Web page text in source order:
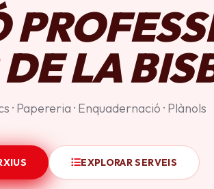
LA
· Papereria · Enquadernació · Plànols
EXPLORAR SERVEIS